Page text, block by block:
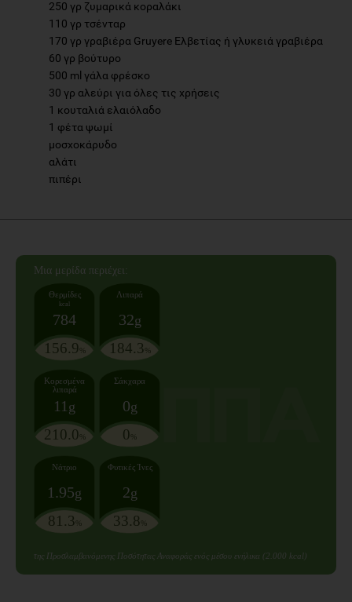
250 γρ ζυμαρικά κοραλάκι
110 γρ τσένταρ
170 γρ γραβιέρα Gruyere Ελβετίας ή γλυκειά γραβιέρα
60 γρ βούτυρο
500 ml γάλα φρέσκο
30 γρ αλεύρι για όλες τις χρήσεις
1 κουταλιά ελαιόλαδο
1 φέτα ψωμί
μοσχοκάρυδο
αλάτι
πιπέρι
Mια μερίδα περιέχει:
Θερμίδες
kcal
784
156.9 %
Λιπαρά
32g
184.3 %
Κορεσμένα
λιπαρά
11 g
210.0 %
Σάκχαρα
0g
0 %
Νάτριο
1.95g
81.3 %
Φυτικές Ίνες
2g
33.8 %
της Προσλαμβανόμενης Ποσότητας Αναφοράς ενός μέσου ενήλικα (2.000 kcal)